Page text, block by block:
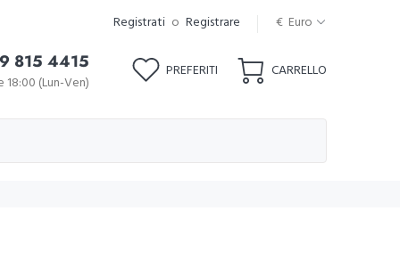
Registrati o Registrare € Euro
815 4415
18:00 (Lun-Ven)
PREFERITI CARRELLO